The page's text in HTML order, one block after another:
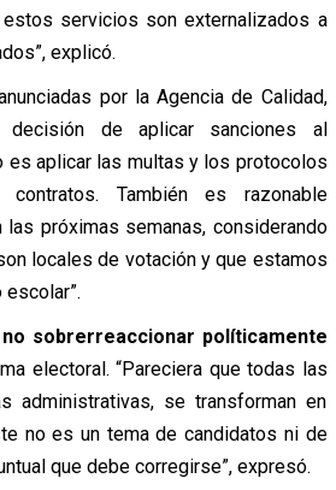
servicios son externalizados a
explicó.
por la Agencia de Calidad,
decisión de aplicar sanciones al
es aplicar las multas y los protocolos
También es razonable
las próximas semanas, considerando
locales de votación y que estamos
sobrerreaccionar políticamente
electoral.“Pareciera que todas las
administrativas, se transforman en
no es un tema de candidatos ni de
que debe corregirse”, expresó.